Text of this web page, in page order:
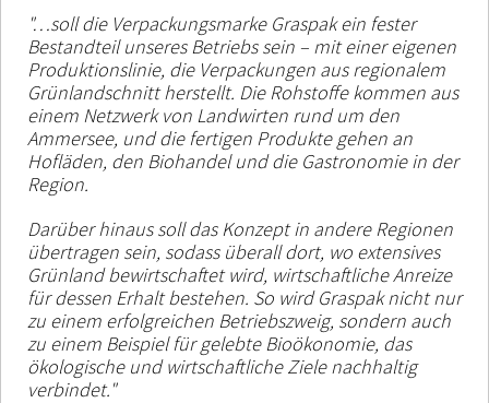
"…soll die Verpackungsmarke Graspak ein fester
Bestandteil unseres Betriebs sein – mit einer eigenen
Produktionslinie, die Verpackungen aus regionalem
Grünlandschnitt herstellt. Die Rohstoffe kommen aus
einem Netzwerk von Landwirten rund um den
Ammersee, und die fertigen Produkte gehen an
Hofläden, den Biohandel und die Gastronomie in der
Region.
Darüber hinaus soll das Konzept in andere Regionen
übertragen sein, sodass überall dort, wo extensives
Grünland bewirtschaftet wird, wirtschaftliche Anreize
für dessen Erhalt bestehen. So wird Graspak nicht nur
zu einem erfolgreichen Betriebszweig, sondern auch
zu einem Beispiel für gelebte Bioökonomie, das
ökologische und wirtschaftliche Ziele nachhaltig
verbindet."